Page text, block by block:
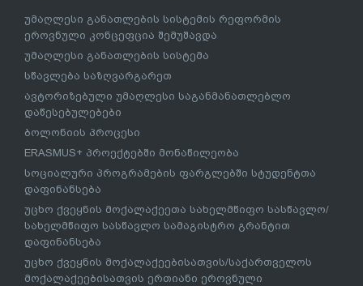
უმაღლესი განათლების სისტემის რეფორმის
ეროვნული კონცეფცია შემუშავდა
უმაღლესი განათლების სისტემა
სწავლება საზღვარგარეთ
ავტორიზებული უმაღლესი საგანმანათლებლო
დაწესებულებები
ბოლონიის პროცესი
ERASMUS+ პროექტებში მონაწილეობა
სოციალური პროგრამების ფარგლებში სტუდენტთა
დაფინანსება
უცხო ქვეყნის მოქალაქეეთა სახელმწიფო სასწავლო/
სახელმწიფო სასწავლო სამაგისტრო გრანტით
დაფინანსება
უცხო ქვეყნის მოქალაქეებისათვის/საქართველოს
მოქალაქეებისათვის ერთიანი ეროვნული